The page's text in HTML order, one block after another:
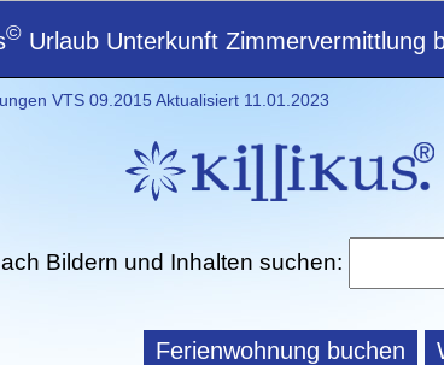
© Urlaub Unterkunft Zimmervermittlung
VTS 09.2015 Aktualisiert 11.01.2023
Bildern und Inhalten suchen:
Ferienwohnung buchen